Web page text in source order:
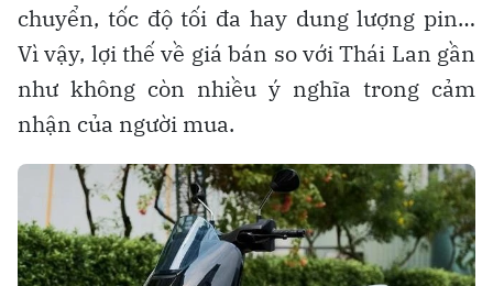
chuyển, tốc độ tối đa hay dung lượng pin…
Vì vậy, lợi thế về giá bán so với Thái Lan gần
như không còn nhiều ý nghĩa trong cảm
nhận của người mua.